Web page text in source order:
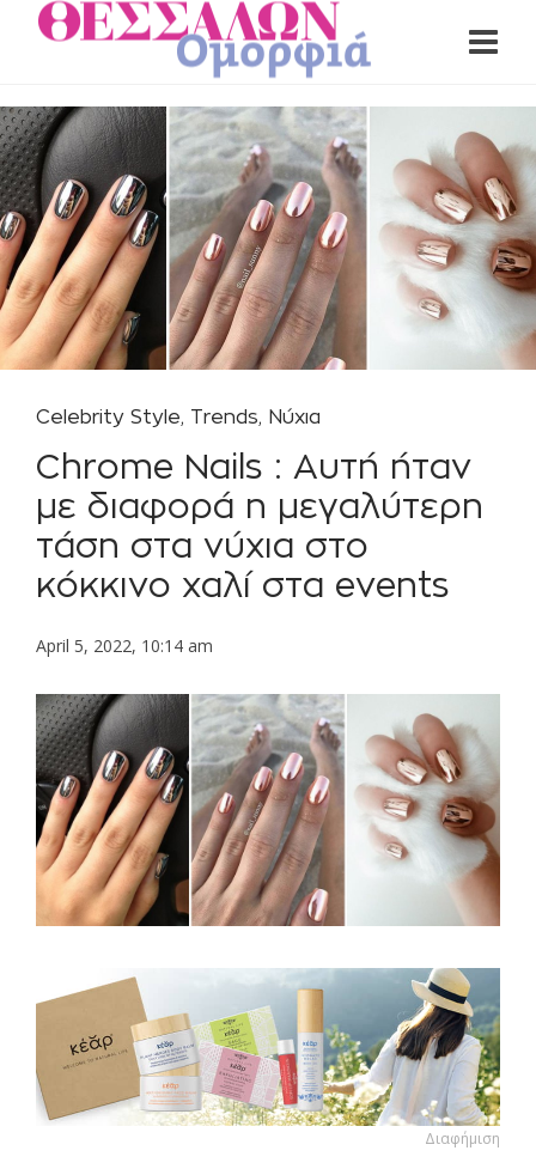
Celebrity Style, Trends, Νύχια
Chrome Nails : Αυτή ήταν
με διαφορά η μεγαλύτερη
τάση στα νύχια στο
κόκκινο χαλί στα events
April 5, 2022, 10:14 am
Διαφήμιση